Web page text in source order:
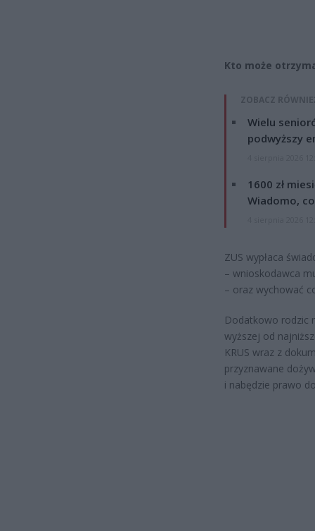
Kto może
ZOBACZ
Wielu
podwyższy
1600 zł
Wiadomo,
ZUS wypłaca
– wnioskodawca
– oraz wychować
Dodatkowo rodzic
wyższej od
KRUS wraz z
przyznawane
i nabędzie prawo